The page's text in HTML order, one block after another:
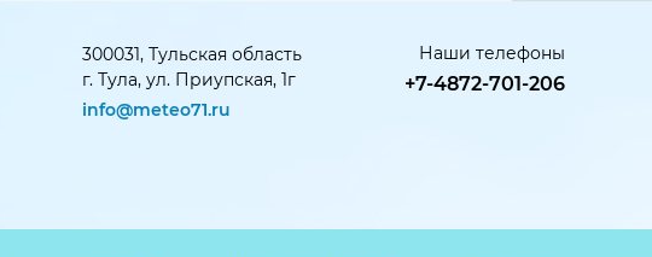
300031, Тульская область
г. Тула, ул. Приупская, 1г
info@meteo71.ru
Наши телефоны
+7-4872-701-206